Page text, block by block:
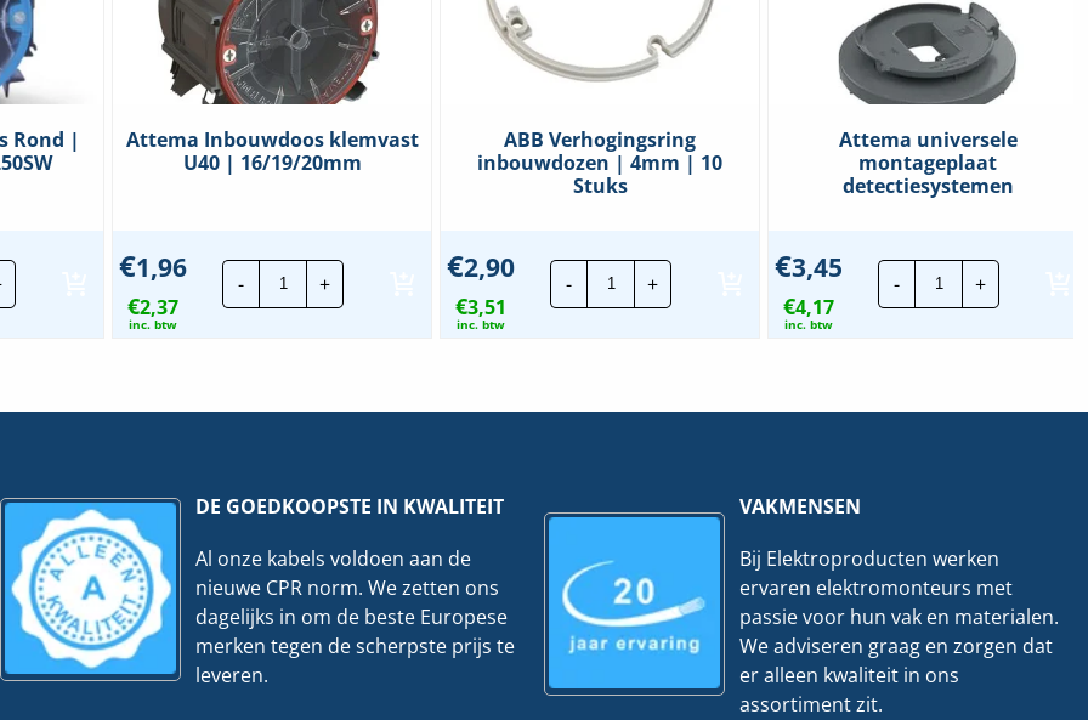
Rond |
Attema Inbouwdoos klemvast
U40 | 16/19/20mm
€1,96
€2,37
inc. btw
-
Attema
Inbouwdoos
klemvast
+
ABB Verhogingsring
inbouwdozen | 4mm | 10
Stuks
€2,90
€3,51
inc. btw
-
ABB
Verhogingsring
inbouwdozen
+
Attema universele
montageplaat
detectiesystemen
€3,45
€4,17
inc. btw
-
Attema
universele
montageplaat
+
DE GOEDKOOPSTE IN KWALITEIT
Al onze kabels voldoen aan de
nieuwe CPR norm. We zetten ons
dagelijks in om de beste Europese
merken tegen de scherpste prijs te
leveren.
VAKMENSEN
Bij Elektroproducten werken
ervaren elektromonteurs met
passie voor hun vak en materialen.
We adviseren graag en zorgen dat
er alleen kwaliteit in ons
assortiment zit.